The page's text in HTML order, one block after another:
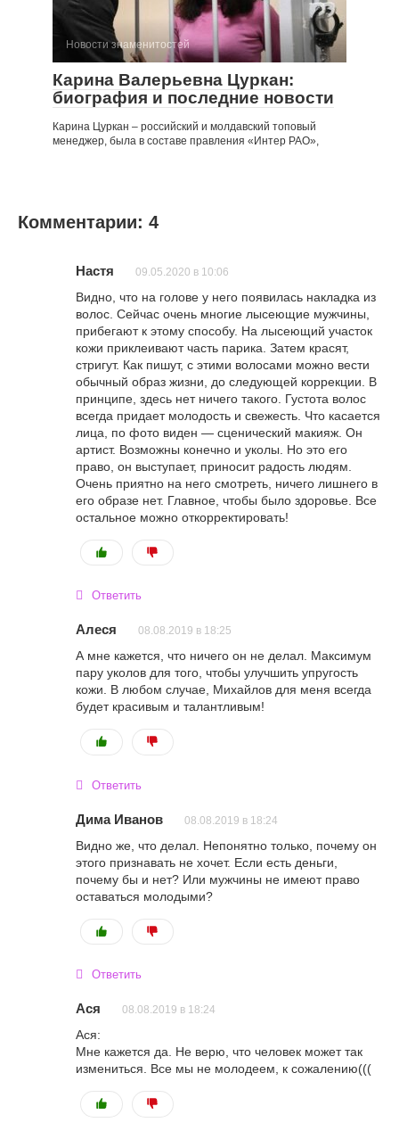
Новости знаменитостей
Карина Валерьевна Цуркан:
биография и последние новости
Карина Цуркан – российский и молдавский топовый
менеджер, была в составе правления «Интер РАО»,
Комментарии: 4
Настя 09.05.2020 в 10:06
Видно, что на голове у него появилась накладка из
волос. Сейчас очень многие лысеющие мужчины,
прибегают к этому способу. На лысеющий участок
кожи приклеивают часть парика. Затем красят,
стригут. Как пишут, с этими волосами можно вести
обычный образ жизни, до следующей коррекции. В
принципе, здесь нет ничего такого. Густота волос
всегда придает молодость и свежесть. Что касается
лица, по фото виден — сценический макияж. Он
артист. Возможны конечно и уколы. Но это его
право, он выступает, приносит радость людям.
Очень приятно на него смотреть, ничего лишнего в
его образе нет. Главное, чтобы было здоровье. Все
остальное можно откорректировать!
Ответить
Алеся 08.08.2019 в 18:25
А мне кажется, что ничего он не делал. Максимум
пару уколов для того, чтобы улучшить упругость
кожи. В любом случае, Михайлов для меня всегда
будет красивым и талантливым!
Ответить
Дима Иванов 08.08.2019 в 18:24
Видно же, что делал. Непонятно только, почему он
этого признавать не хочет. Если есть деньги,
почему бы и нет? Или мужчины не имеют право
оставаться молодыми?
Ответить
Ася 08.08.2019 в 18:24
Ася:
Мне кажется да. Не верю, что человек может так
измениться. Все мы не молодеем, к сожалению(((